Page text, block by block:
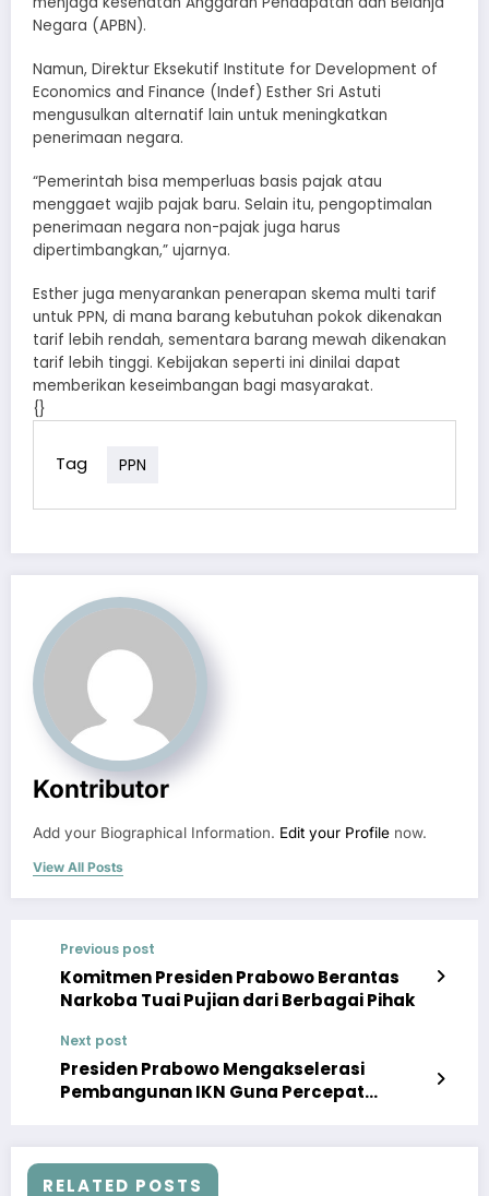
Negara (APBN).
Namun, Direktur Eksekutif Institute for Development of
Economics and Finance (Indef) Esther Sri Astuti
mengusulkan alternatif lain untuk meningkatkan
penerimaan negara.
“Pemerintah bisa memperluas basis pajak atau
menggaet wajib pajak baru. Selain itu, pengoptimalan
penerimaan negara non-pajak juga harus
dipertimbangkan,” ujarnya.
Esther juga menyarankan penerapan skema multi tarif
untuk PPN, di mana barang kebutuhan pokok dikenakan
tarif lebih rendah, sementara barang mewah dikenakan
tarif lebih tinggi. Kebijakan seperti ini dinilai dapat
memberikan keseimbangan bagi masyarakat.
{}
Tag PPN
Kontributor
Add your Biographical Information. Edit your Profile now.
View All Posts
Previous post
Komitmen Presiden Prabowo Berantas
Narkoba Tuai Pujian dari Berbagai Pihak
Next post
Presiden Prabowo Mengakselerasi
Pembangunan IKN Guna Percepat
RELATED POSTS